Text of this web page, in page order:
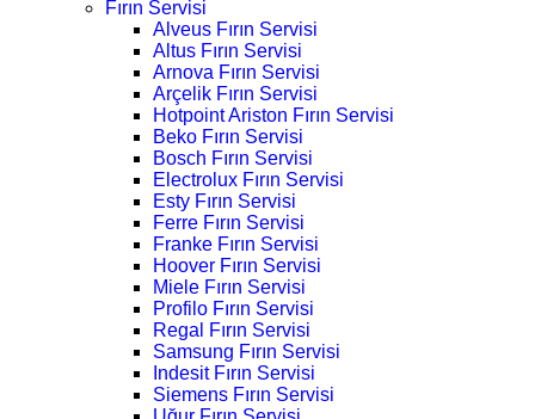
Fırın Servisi
Alveus Fırın Servisi
Altus Fırın Servisi
Arnova Fırın Servisi
Arçelik Fırın Servisi
Hotpoint Ariston Fırın Servisi
Beko Fırın Servisi
Bosch Fırın Servisi
Electrolux Fırın Servisi
Esty Fırın Servisi
Ferre Fırın Servisi
Franke Fırın Servisi
Hoover Fırın Servisi
Miele Fırın Servisi
Profilo Fırın Servisi
Regal Fırın Servisi
Samsung Fırın Servisi
Indesit Fırın Servisi
Siemens Fırın Servisi